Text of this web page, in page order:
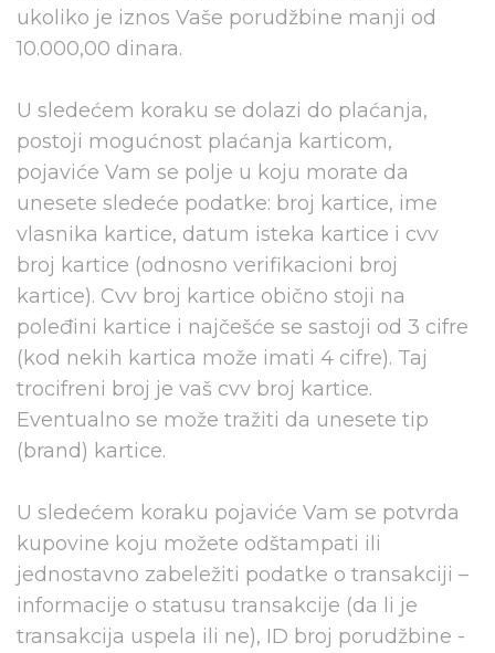
ukoliko je iznos Vaše porudžbine manji od
10.000,00 dinara.
U sledećem koraku se dolazi do plaćanja,
postoji mogućnost plaćanja karticom,
pojaviće Vam se polje u koju morate da
unesete sledeće podatke: broj kartice, ime
vlasnika kartice, datum isteka kartice i cvv
broj kartice (odnosno verifikacioni broj
kartice). Cvv broj kartice obično stoji na
poleđini kartice i najčešće se sastoji od 3 cifre
(kod nekih kartica može imati 4 cifre). Taj
trocifreni broj je vaš cvv broj kartice.
Eventualno se može tražiti da unesete tip
(brand) kartice.
U sledećem koraku pojaviće Vam se potvrda
kupovine koju možete odštampati ili
jednostavno zabeležiti podatke o transakciji –
informacije o statusu transakcije (da li je
transakcija uspela ili ne), ID broj porudžbine -